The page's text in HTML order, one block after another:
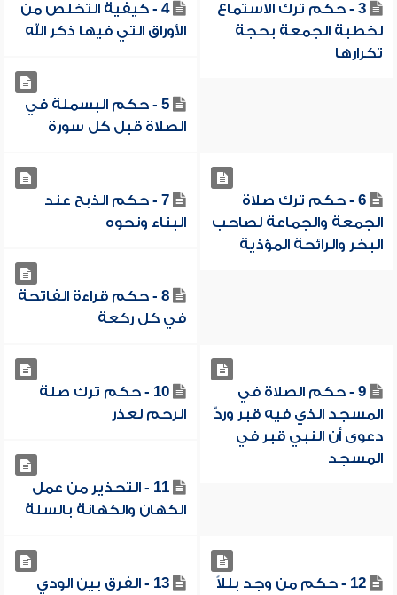
3 - حكم ترك الاستماع
لخطبة الجمعة بحجة
تكرارها
4 - كيفية التخلص من
الأوراق التي فيها ذكر الله
5 - حكم البسملة في
الصلاة قبل كل سورة
6 - حكم ترك صلاة
الجمعة والجماعة لصاحب
البخر والرائحة المؤذية
7 - حكم الذبح عند
البناء ونحوه
8 - حكم قراءة الفاتحة
في كل ركعة
9 - حكم الصلاة في
المسجد الذي فيه قبر وردّ
دعوى أن النبي قبر في
المسجد
10 - حكم ترك صلة
الرحم لعذر
11 - التحذير من عمل
الكهان والكهانة بالسلة
12 - حكم من وجد بللاً 13 - الفرق بين الودي